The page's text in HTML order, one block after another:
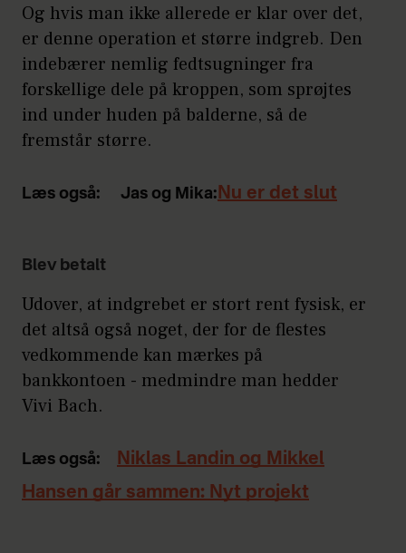
Og hvis man ikke allerede er klar over det,
er denne operation et større indgreb. Den
indebærer nemlig fedtsugninger fra
forskellige dele på kroppen, som sprøjtes
ind under huden på balderne, så de
fremstår større.
Læs også: Jas og Mika: Nu er det slut
Blev betalt
Udover, at indgrebet er stort rent fysisk, er
det altså også noget, der for de flestes
vedkommende kan mærkes på
bankkontoen - medmindre man hedder
Vivi Bach.
Læs også:
Niklas Landin og Mikkel
Hansen går sammen: Nyt projekt